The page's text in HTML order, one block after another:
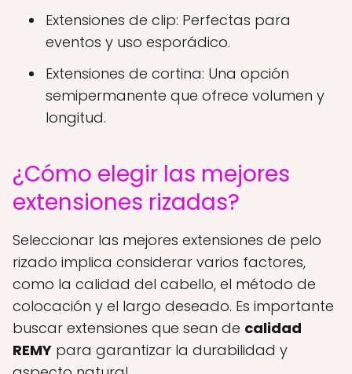
Extensiones de clip: Perfectas para
eventos y uso esporádico.
Extensiones de cortina: Una opción
semipermanente que ofrece volumen y
longitud.
¿Cómo elegir las mejores
extensiones rizadas?
Seleccionar las mejores extensiones de pelo
rizado implica considerar varios factores,
como la calidad del cabello, el método de
colocación y el largo deseado. Es importante
buscar extensiones que sean de calidad
REMY para garantizar la durabilidad y